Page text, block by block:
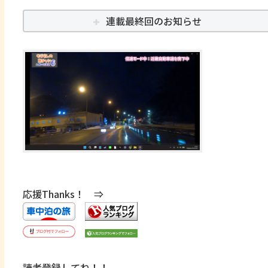
連載最終回のお知らせ
応援Thanks！ ⇒